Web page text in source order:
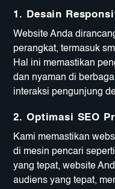
1. Desain
Website Anda
perangkat, termasuk
Hal ini memastikan
dan nyaman di
interaksi pengunjung
2. Optimasi SEO
Kami memastikan
di mesin pencari
yang tepat, website
audiens yang tepat,